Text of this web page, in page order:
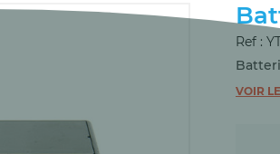
Ref :
VOIR